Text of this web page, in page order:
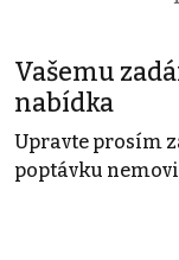
Vašemu
nabídka
Upravte prosím
poptávku